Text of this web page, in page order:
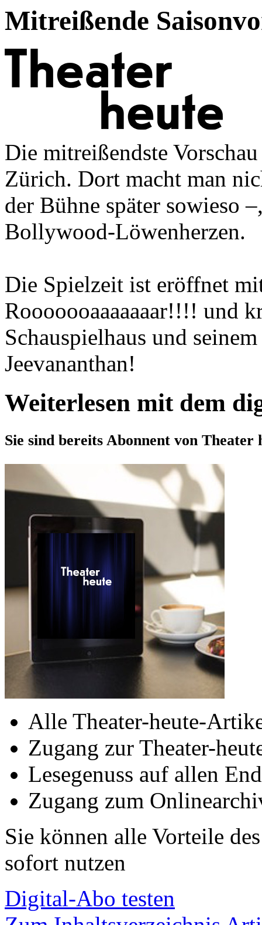
Mitreißende
Die mitreißendste
Zürich. Dort macht man
der Bühne später sowieso
Bollywood-Löwenherzen.
Die Spielzeit ist eröffnet
Rooooooaaaaaaar!!!! und
Schauspielhaus und
Jeevananthan!
Weiterlesen mit dem
Sie sind bereits Abonnent von Theater
Alle Theater-heute-
Zugang zur Theater-
Lesegenuss auf allen
Zugang zum
Sie können alle Vorteile
sofort nutzen
Digital-Abo testen